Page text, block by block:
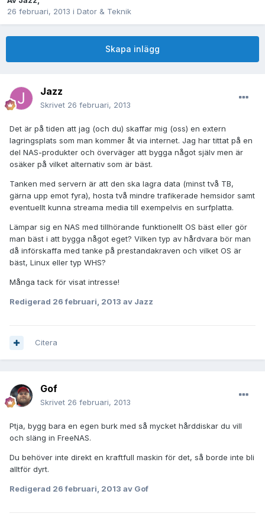
26 februari, 2013 i Dator & Teknik
Skapa inlägg
Jazz
Skrivet 26 februari, 2013
Det är på tiden att jag (och du) skaffar mig (oss) en extern
lagringsplats som man kommer åt via internet. Jag har tittat på en
del NAS-produkter och överväger att bygga något själv men är
osäker på vilket alternativ som är bäst.
Tanken med servern är att den ska lagra data (minst två TB,
gärna upp emot fyra), hosta två mindre trafikerade hemsidor samt
eventuellt kunna streama media till exempelvis en surfplatta.
Lämpar sig en NAS med tillhörande funktionellt OS bäst eller gör
man bäst i att bygga något eget? Vilken typ av hårdvara bör man
då införskaffa med tanke på prestandakraven och vilket OS är
bäst, Linux eller typ WHS?
Många tack för visat intresse!
Redigerad 26 februari, 2013 av Jazz
Citera
Gof
Skrivet 26 februari, 2013
Ptja, bygg bara en egen burk med så mycket hårddiskar du vill
och släng in FreeNAS.
Du behöver inte direkt en kraftfull maskin för det, så borde inte bli
alltför dyrt.
Redigerad 26 februari, 2013 av Gof